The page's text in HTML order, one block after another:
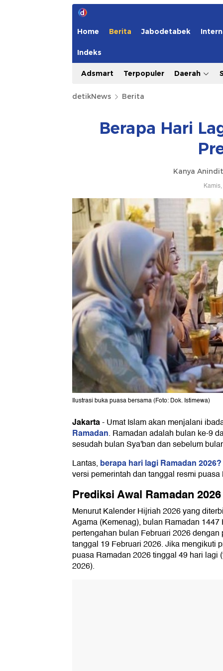
Home Berita Jabodetabek
Indeks
Adsmart Terpopuler Daerah
detikNews Berita
Berapa Hari
Kanya
Ilustrasi buka puasa bersama (Foto: Dok. Istimewa)
Jakarta-Umat Islam akan menjalani
Ramadan. Ramadan adalah bulan ke-9
sesudah bulan Sya'ban dan sebelum
Lantas, berapa hari lagi Ramadan 2026?
versi pemerintah dan tanggal resmi
Prediksi Awal Ramadan
Menurut Kalender Hijriah 2026 yang
Agama (Kemenag), bulan Ramadan
pertengahan bulan Februari 2026
tanggal 19 Februari 2026. Jika mengikuti
puasa Ramadan 2026 tinggal 49 hari lagi
2026).